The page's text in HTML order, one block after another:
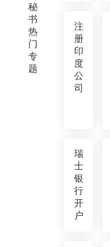
秘
书
热
门
专
题
注
册
印
度
公
司
瑞
士
银
行
开
户